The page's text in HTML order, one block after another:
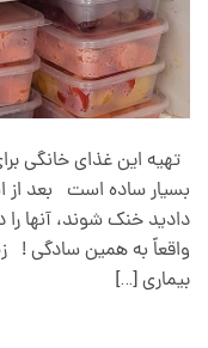
تهیه این غذای خانگی
بسیار ساده است بعد از
دادید خنک شوند، آنها
بیماری […]